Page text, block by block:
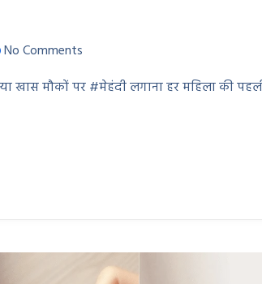
No Comments
खास मौकों पर #मेहंदी लगाना हर महिला की